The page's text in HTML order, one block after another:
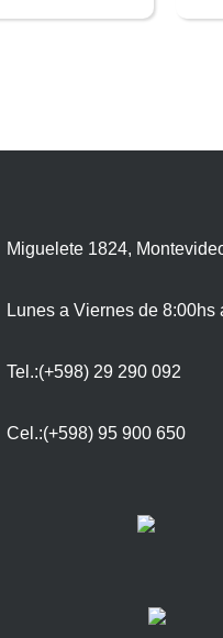
Miguelete 1824,
Lunes a Viernes de 8:00hs
Tel.:(+598) 29 290 092
Cel.:(+598) 95 900 650